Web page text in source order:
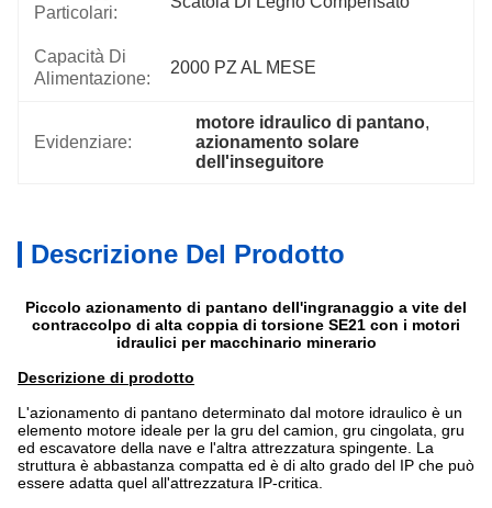
Particolari:
Capacità Di
Alimentazione:
2000 PZ AL MESE
Evidenziare:
motore idraulico di pantano,
azionamento solare
dell'inseguitore
Descrizione Del Prodotto
Piccolo azionamento di pantano dell'ingranaggio a vite del
contraccolpo di alta coppia di torsione SE21 con i motori
idraulici per macchinario minerario
Descrizione di prodotto
L'azionamento di pantano determinato dal motore idraulico è un
elemento motore ideale per la gru del camion, gru cingolata, gru
ed escavatore della nave e l'altra attrezzatura spingente. La
struttura è abbastanza compatta ed è di alto grado del IP che può
essere adatta quel all'attrezzatura IP-critica.